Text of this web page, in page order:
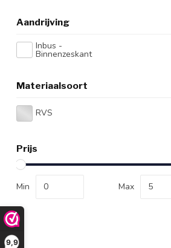
9,9
Aandrijving
Inbus -
Binnenzeskant
Materiaalsoort
RVS
Prijs
Min Max